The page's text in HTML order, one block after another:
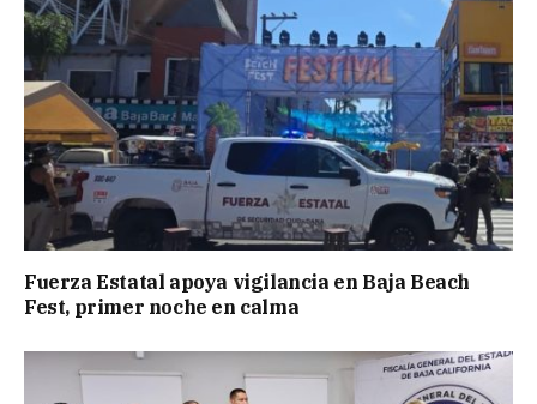
Fuerza Estatal apoya vigilancia en Baja Beach
Fest, primer noche en calma